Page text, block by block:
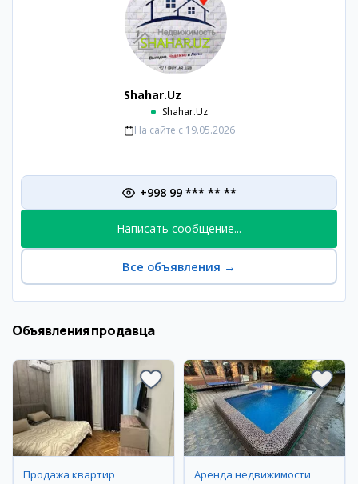
Shahar.Uz
Shahar.Uz
На сайте с 19.05.2026
+998 99 *** ** **
Написать сообщение...
Все объявления →
Объявления продавца
Продажа квартир Аренда недвижимости